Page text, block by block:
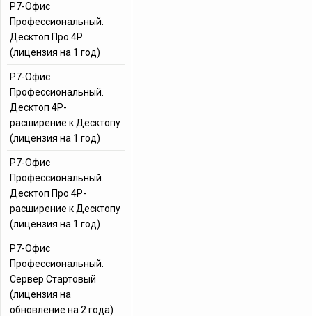
Р7-Офис
Профессиональный.
Десктоп Про 4Р
(лицензия на 1 год)
Р7-Офис
Профессиональный.
Десктоп 4Р-
расширение к Десктопу
(лицензия на 1 год)
Р7-Офис
Профессиональный.
Десктоп Про 4Р-
расширение к Десктопу
(лицензия на 1 год)
Р7-Офис
Профессиональный.
Сервер Стартовый
(лицензия на
обновление на 2 года)